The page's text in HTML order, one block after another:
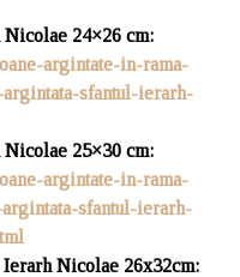
Nicolae 24×26 cm:
argintate-in-rama-
sfantul-ierarh-
Nicolae 25×30 cm:
argintate-in-rama-
sfantul-ierarh-
Nicolae 26x32cm: